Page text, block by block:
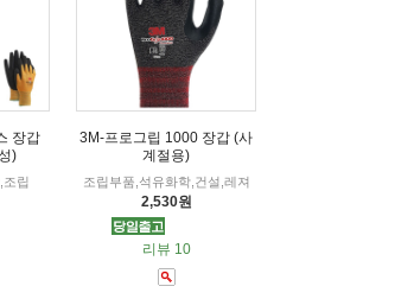
장갑
)
조립
3M-프로그립 1000 장갑 (사
계절용)
조립부품,석유화학,건설,레져
2,530원
리뷰 10